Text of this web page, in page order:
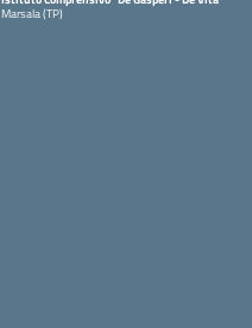
Marsala (TP)